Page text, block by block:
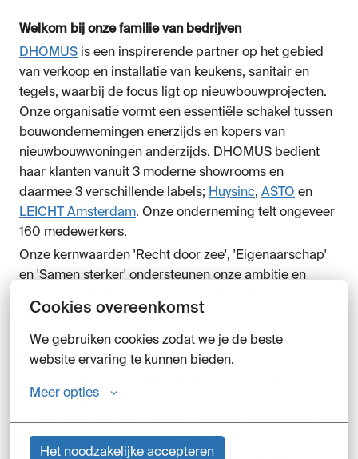
Cookies overeenkomst
We gebruiken cookies zodat we je de beste
website ervaring te kunnen bieden.
Meer opties
Het noodzakelijke accepteren
Welkom bij onze familie van bedrijven
DHOMUS is een inspirerende partner op het gebied
van verkoop en installatie van keukens, sanitair en
tegels, waarbij de focus ligt op nieuwbouwprojecten.
Onze organisatie vormt een essentiële schakel tussen
bouwondernemingen enerzijds en kopers van
nieuwbouwwoningen anderzijds. DHOMUS bedient
haar klanten vanuit 3 moderne showrooms en
daarmee 3 verschillende labels; Huysinc, ASTO en
LEICHT Amsterdam. Onze onderneming telt ongeveer
160 medewerkers.
Onze kernwaarden 'Recht door zee', 'Eigenaarschap'
en 'Samen sterker' ondersteunen onze ambitie en
elkaar mogen verwachten.
Nieuwsgierig? Laat van je horen!
van Zoggel (Corporate Recruiter) via
We ontvangen je graag voor een rondleiding in onze
showroom in Waardenburg waarbij je alvast wat sfeer